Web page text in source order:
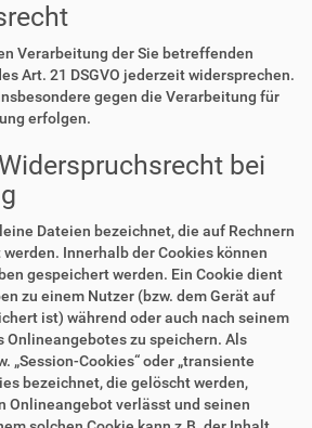
Verarbeitung der Sie betreffenden
Art. 21 DSGVO jederzeit widersprechen.
gegen die Verarbeitung für
erfolgen.
bei
Dateien bezeichnet, die auf Rechnern
Innerhalb der Cookies können
gespeichert werden. Ein Cookie dient
zu einem Nutzer (bzw. dem Gerät auf
ist) während oder auch nach seinem
Onlineangebotes zu speichern. Als
„Session-Cookies“ oder „transiente
bezeichnet, die gelöscht werden,
Onlineangebot verlässt und seinen